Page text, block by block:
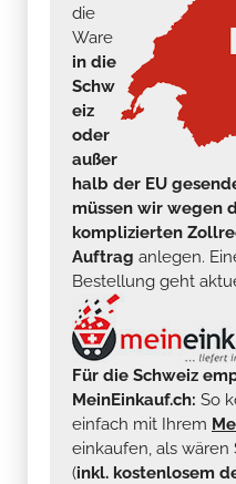
die
Ware
in die
Schw
eiz
oder
außer
halb der EU
müssen wir wegen
komplizierten
Auftrag anlegen.
Bestellung geht
Für die Schweiz
MeinEinkauf.ch: So
einfach mit Ihrem
einkaufen, als
(inkl. kostenlosem